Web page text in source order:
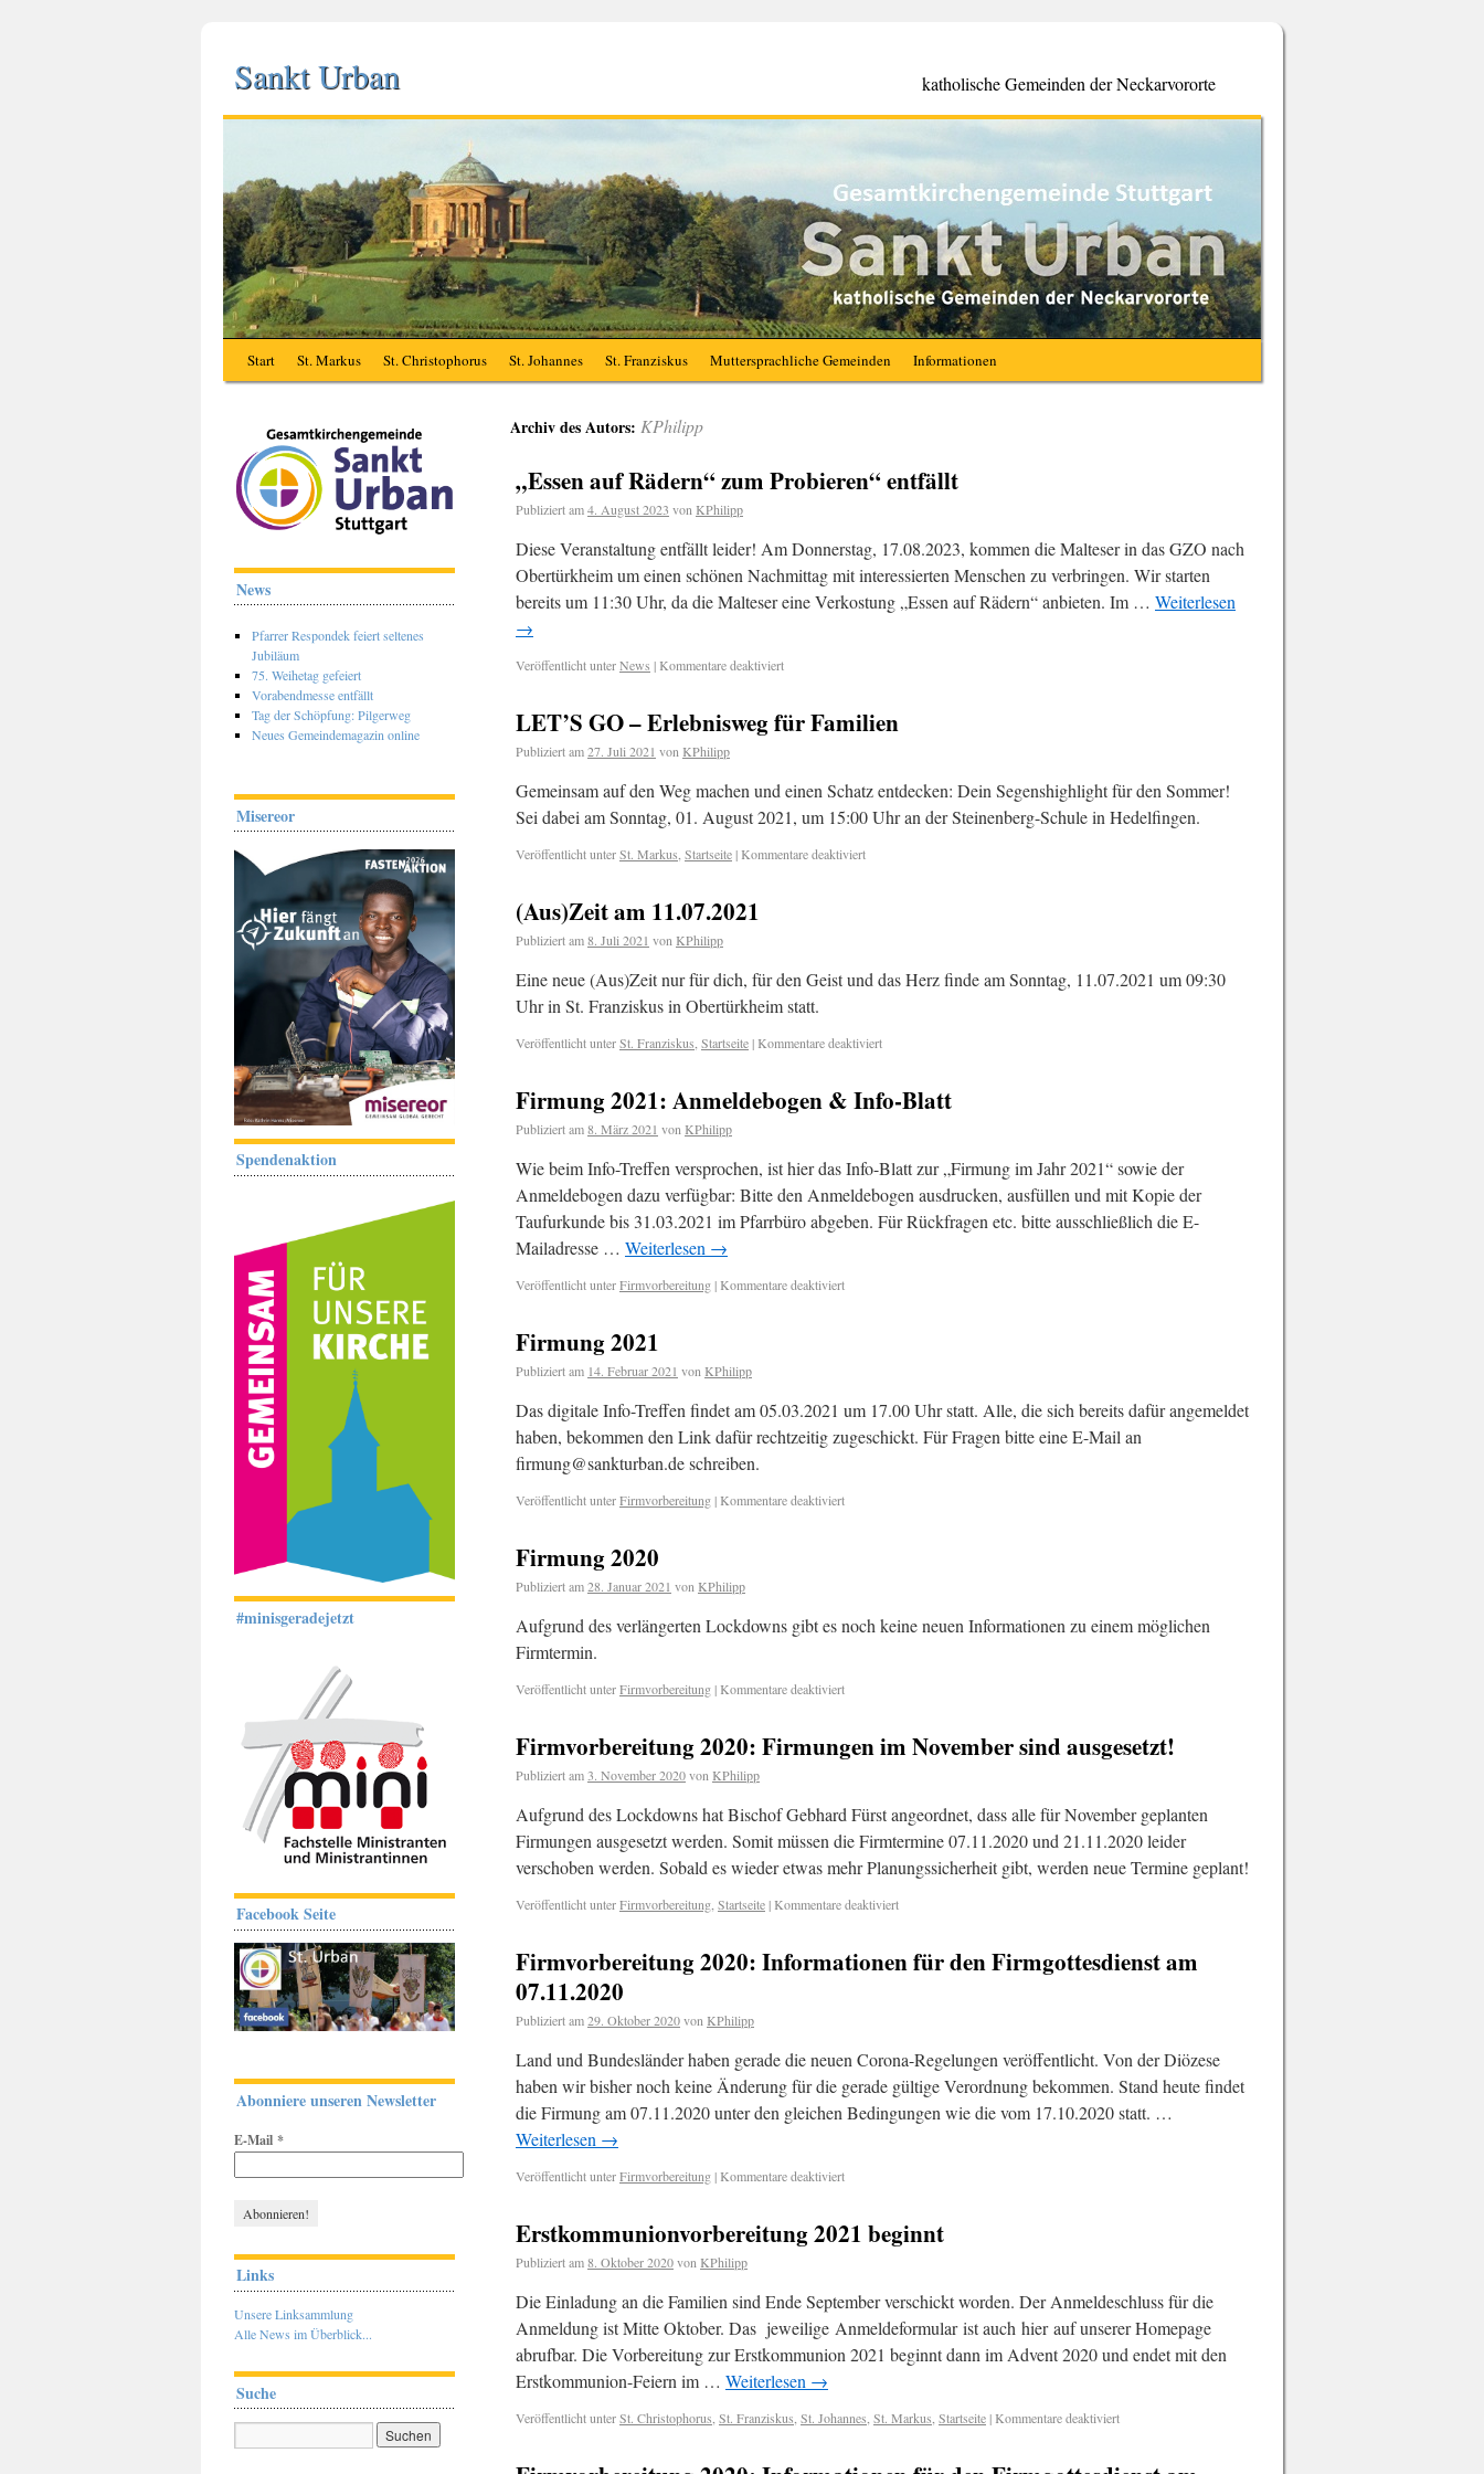
Sankt Urban katholische Gemeinden der Neckarvororte
Start St. Markus St. Christophorus St. Johannes St. Franziskus Muttersprachliche Gemeinden Informationen
Archiv des Autors: KPhilipp
„Essen auf Rädern“ zum Probieren“ entfällt
Publiziert am4. August 2023 von KPhilipp
Diese Veranstaltung entfällt leider! Am Donnerstag, 17.08.2023, kommen die Malteser in das GZO nach
Obertürkheim um einen schönen Nachmittag mit interessierten Menschen zu verbringen. Wir starten
bereits um 11:30 Uhr, da die Malteser eine Verkostung „Essen auf Rädern“ anbieten. Im … Weiterlesen
→
Veröffentlicht unterNews | Kommentare deaktiviert
LET’S GO – Erlebnisweg für Familien
Publiziert am27. Juli 2021 von KPhilipp
Gemeinsam auf den Weg machen und einen Schatz entdecken: Dein Segenshighlight für den Sommer!
Sei dabei am Sonntag, 01. August 2021, um 15:00 Uhr an der Steinenberg-Schule in Hedelfingen.
Veröffentlicht unterSt. Markus Startseite| Kommentare deaktiviert
(Aus)Zeit am 11.07.2021
Publiziert am8. Juli 2021 von KPhilipp
Eine neue (Aus)Zeit nur für dich, für den Geist und das Herz finde am Sonntag, 11.07.2021 um 09:30
Uhr in St. Franziskus in Obertürkheim statt.
Veröffentlicht unterSt. Franziskus Startseite| Kommentare deaktiviert
Firmung 2021: Anmeldebogen & Info-Blatt
Publiziert am8. März 2021 von KPhilipp
Wie beim Info-Treffen versprochen, ist hier das Info-Blatt zur „Firmung im Jahr 2021“ sowie der
Anmeldebogen dazu verfügbar: Bitte den Anmeldebogen ausdrucken, ausfüllen und mit Kopie der
Taufurkunde bis 31.03.2021 im Pfarrbüro abgeben. Für Rückfragen etc. bitte ausschließlich die E-
Mailadresse … Weiterlesen →
Veröffentlicht unterFirmvorbereitung| Kommentare deaktiviert
Firmung 2021
Publiziert am 14. Februar 2021 von KPhilipp
Das digitale Info-Treffen findet am 05.03.2021 um 17.00 Uhr statt. Alle, die sich bereits dafür angemeldet
haben, bekommen den Link dafür rechtzeitig zugeschickt. Für Fragen bitte eine E-Mail an
firmung@sankturban.de schreiben.
Veröffentlicht unterFirmvorbereitung| Kommentare deaktiviert
Firmung 2020
Publiziert am28. Januar 2021 von KPhilipp
Aufgrund des verlängerten Lockdowns gibt es noch keine neuen Informationen zu einem möglichen
Firmtermin.
Veröffentlicht unterFirmvorbereitung| Kommentare deaktiviert
Firmvorbereitung 2020: Firmungen im November sind ausgesetzt!
Publiziert am3. November 2020von KPhilipp
Aufgrund des Lockdowns hat Bischof Gebhard Fürst angeordnet, dass alle für November geplanten
Firmungen ausgesetzt werden. Somit müssen die Firmtermine 07.11.2020 und 21.11.2020 leider
verschoben werden. Sobald es wieder etwas mehr Planungssicherheit gibt, werden neue Termine geplant!
Veröffentlicht unterFirmvorbereitung Startseite| Kommentare deaktiviert
Firmvorbereitung 2020: Informationen für den Firmgottesdienst am
07.11.2020
Publiziert am29. Oktober 2020von KPhilipp
Land und Bundesländer haben gerade die neuen Corona-Regelungen veröffentlicht. Von der Diözese
haben wir bisher noch keine Änderung für die gerade gültige Verordnung bekommen. Stand heute findet
die Firmung am 07.11.2020 unter den gleichen Bedingungen wie die vom 17.10.2020 statt. …
Weiterlesen →
Veröffentlicht unterFirmvorbereitung| Kommentare deaktiviert
Erstkommunionvorbereitung 2021 beginnt
Publiziert am8. Oktober 2020von KPhilipp
Die Einladung an die Familien sind Ende September verschickt worden. Der Anmeldeschluss für die
Anmeldung ist Mitte Oktober. Das jeweilige Anmeldeformular ist auch hier auf unserer Homepage
abrufbar. Die Vorbereitung zur Erstkommunion 2021 beginnt dann im Advent 2020 und endet mit den
Erstkommunion-Feiern im … Weiterlesen →
Veröffentlicht unterSt. Christophorus St. Franziskus St. Johannes St. Markus Startseite| Kommentare deaktiviert
News
Pfarrer Respondek feiert seltenes
Jubiläum
75. Weihetag gefeiert
Vorabendmesse entfällt
Tag der Schöpfung: Pilgerweg
Neues Gemeindemagazin online
Misereor
Spendenaktion
#minisgeradejetzt
Facebook Seite
Abonniere unseren Newsletter
E-Mail *
Links
Unsere Linksammlung
Alle News im Überblick...
Suche